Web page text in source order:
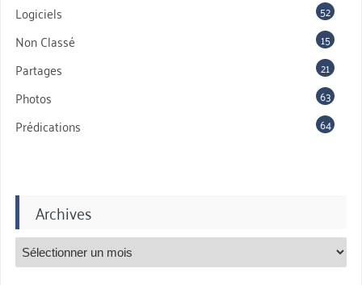
Logiciels 52
Non Classé 15
Partages 21
Photos 63
Prédications 64
Archives